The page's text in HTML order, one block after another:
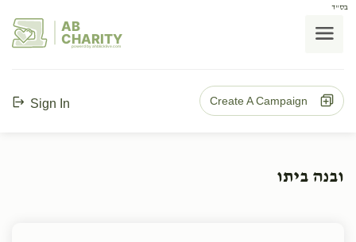
בס"ד
AB
CHARITY
powerd by ahblicklive.com
Sign In Create A Campaign
ובנה ביתו